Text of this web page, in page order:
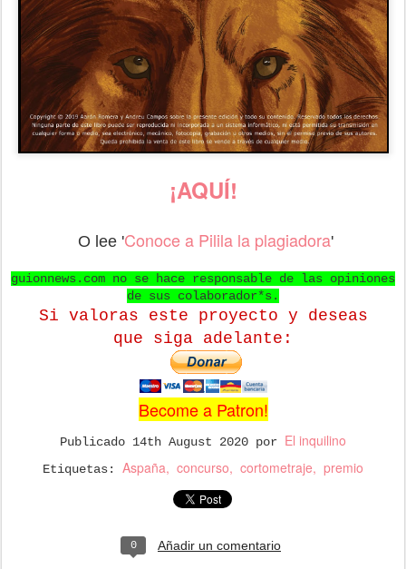
¡AQUÍ!
O lee 'Conoce a Pilila la plagiadora'
guionnews.com no se hace responsable de las opiniones
de sus colaborador*s.
Si valoras este proyecto y deseas
que siga adelante:
Become a Patron!
Publicado 14th August 2020 por El inquilino
Etiquetas: Aspaña concurso cortometraje premio
0 Añadir un comentario